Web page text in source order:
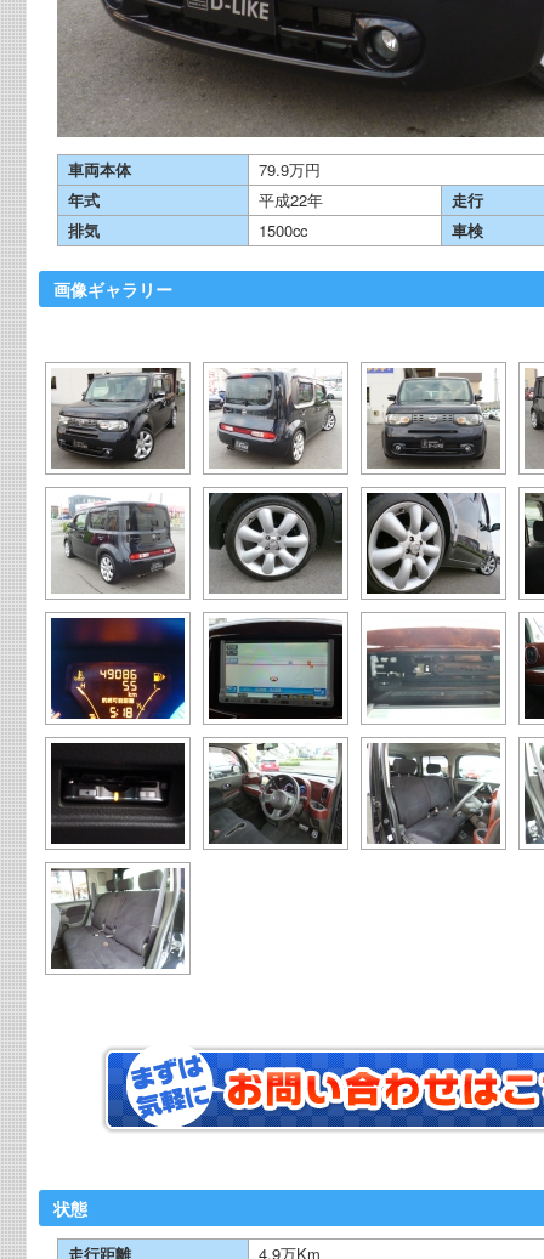
車両本体
79.9万円
年式
平成22年
走行
排気
1500cc 車検
画像ギャラリー
状態
走行距離
4.9万Km